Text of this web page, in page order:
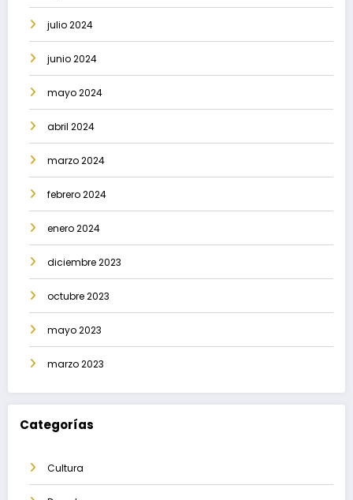
julio 2024
junio 2024
mayo 2024
abril 2024
marzo 2024
febrero 2024
enero 2024
diciembre 2023
octubre 2023
mayo 2023
marzo 2023
Categorías
Cultura